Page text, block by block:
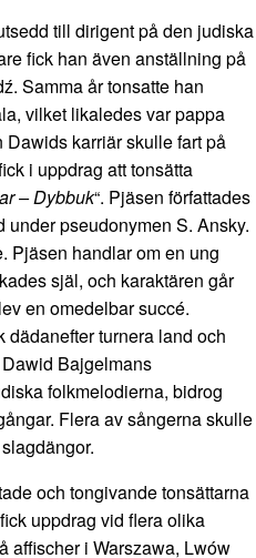
till dirigent på den judiska
fick han även anställning på
Samma år tonsatte han
vilket likaledes var pappa
karriär skulle fart på
i uppdrag att tonsätta
– Dybbuk“. Pjäsen författades
pseudonymen S. Ansky.
Pjäsen handlar om en ung
själ, och karaktären går
en omedelbar succé.
turnera land och
Bajgelmans
folkmelodierna, bidrog
Flera av sångerna skulle
och tongivande tonsättarna
uppdrag vid flera olika
affischer i Warszawa, Lwów